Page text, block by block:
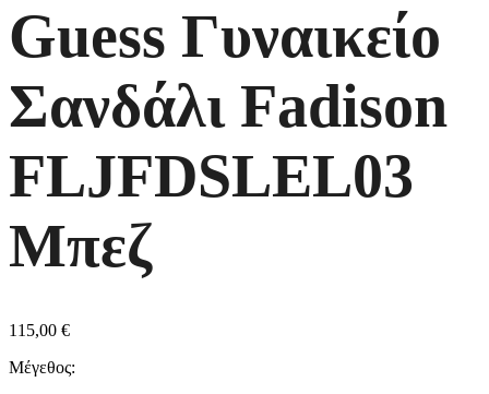
Guess Γυναικείο
Σανδάλι Fadison
FLJFDSLEL03
Μπεζ
115,00 €
Μέγεθος: